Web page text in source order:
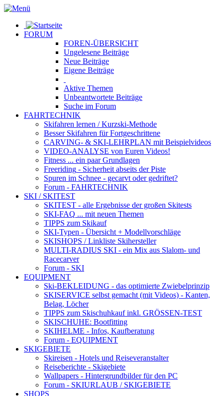
FORUM
FOREN-ÜBERSICHT
Ungelesene Beiträge
Neue Beiträge
Eigene Beiträge
Aktive Themen
Unbeantwortete Beiträge
Suche im Forum
FAHRTECHNIK
Skifahren lernen / Kurzski-Methode
Besser Skifahren für Fortgeschrittene
CARVING- & SKI-LEHRPLAN mit Beispielvideos
VIDEO-ANALYSE von Euren Videos!
Fitness ... ein paar Grundlagen
Freeriding - Sicherheit abseits der Piste
Spuren im Schnee - gecarvt oder gedriftet?
Forum - FAHRTECHNIK
SKI / SKITEST
SKITEST - alle Ergebnisse der großen Skitests
SKI-FAQ ... mit neuen Themen
TIPPS zum Skikauf
SKI-Typen - Übersicht + Modellvorschläge
SKISHOPS / Linkliste Skihersteller
MULTI-RADIUS SKI - ein Mix aus Slalom- und
Racecarver
Forum - SKI
EQUIPMENT
Ski-BEKLEIDUNG - das optimierte Zwiebelprinzip
SKISERVICE selbst gemacht (mit Videos) - Kanten,
Belag, Löcher
TIPPS zum Skischuhkaufinkl. GRÖSSEN-TEST
SKISCHUHE: Bootfitting
SKIHELME - Infos, Kaufberatung
Forum - EQUIPMENT
SKIGEBIETE
Skireisen - Hotels und Reiseveranstalter
Reiseberichte - Skigebiete
Wallpapers - Hintergrundbilder für den PC
Forum - SKIURLAUB / SKIGEBIETE
SHOPS